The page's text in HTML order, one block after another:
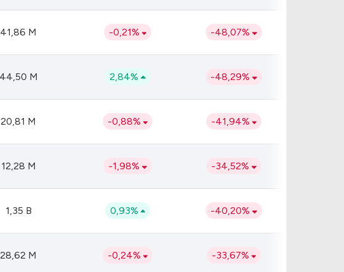
41,86 M -0,21% -48,07%
44,50 M 2,84% -48,29%
20,81 M -0,88% -41,94%
12,28 M -1,98% -34,52%
1,35 B 0,93% -40,20%
28,62 M -0,24% -33,67%